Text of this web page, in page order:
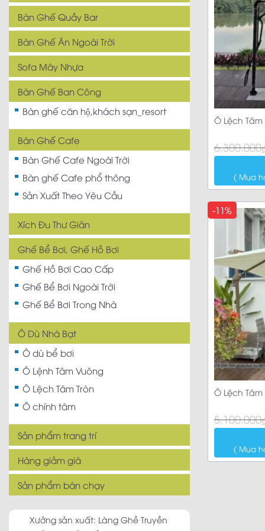
Bàn Ghế Quầy Bar
Bàn Ghế Ăn Ngoài Trời
Sofa Mây Nhựa
Bàn Ghế Ban Công
Bàn ghế căn hộ,khách sạn_resort
Bàn Ghế Cafe
Bàn Ghế Cafe Ngoài Trời
Bàn ghế Cafe phổ thông
Sản Xuất Theo Yêu Cầu
Xích Đu Thư Giãn
Ghế Bể Bơi, Ghế Hồ Bơi
Ghế Hồ Bơi Cao Cấp
Ghế Bể Bơi Ngoài Trời
Ghế Bể Bơi Trong Nhà
Ô Dù Nhà Bạt
Ô dù bể bơi
Ô Lệnh Tâm Vuông
Ô Lệch Tâm Tròn
Ô chính tâm
Sản phẩm trang trí
Hàng giảm giá
Sản phẩm bán chạy
Xưởng sản xuất: Làng Ghề Truyền
Ô Lệch Tâm
6.300.000
Giá
gốc
là:
Giá
hiện
tại
5.690.000₫.
( Mua
-11%
Ô Lệch
5.100.000
Giá
gốc
là:
Giá
hiện
tại
4.550.000₫.
( Mua